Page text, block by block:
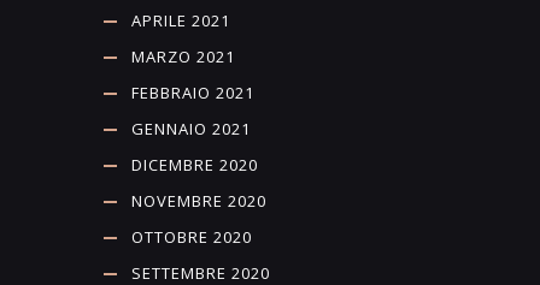
APRILE 2021
MARZO 2021
FEBBRAIO 2021
GENNAIO 2021
DICEMBRE 2020
NOVEMBRE 2020
OTTOBRE 2020
SETTEMBRE 2020